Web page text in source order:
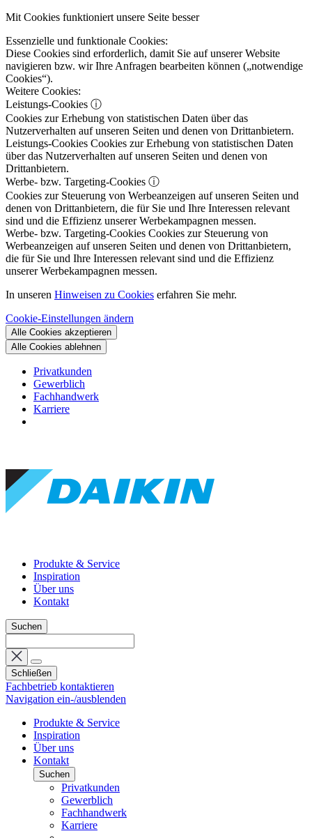
Mit Cookies funktioniert unsere Seite besser
Essenzielle und funktionale Cookies:
Diese Cookies sind erforderlich, damit Sie auf unserer Website
navigieren bzw. wir Ihre Anfragen bearbeiten können („notwendige
Cookies“).
Weitere Cookies:
Leistungs-Cookies ⓘ
Cookies zur Erhebung von statistischen Daten über das
Nutzerverhalten auf unseren Seiten und denen von Drittanbietern.
Leistungs-Cookies Cookies zur Erhebung von statistischen Daten
über das Nutzerverhalten auf unseren Seiten und denen von
Drittanbietern.
Werbe- bzw. Targeting-Cookies ⓘ
Cookies zur Steuerung von Werbeanzeigen auf unseren Seiten und
denen von Drittanbietern, die für Sie und Ihre Interessen relevant
sind und die Effizienz unserer Werbekampagnen messen.
Werbe- bzw. Targeting-Cookies Cookies zur Steuerung von
Werbeanzeigen auf unseren Seiten und denen von Drittanbietern,
die für Sie und Ihre Interessen relevant sind und die Effizienz
unserer Werbekampagnen messen.
In unseren Hinweisen zu Cookies erfahren Sie mehr.
Cookie-Einstellungen ändern
Alle Cookies akzeptieren
Alle Cookies ablehnen
Privatkunden
Gewerblich
Fachhandwerk
Karriere
Produkte & Service
Inspiration
Über uns
Kontakt
Suchen
Schließen
Fachbetrieb kontaktieren
Navigation ein-/ausblenden
Produkte & Service
Inspiration
Über uns
Kontakt
Suchen
Privatkunden
Gewerblich
Fachhandwerk
Karriere